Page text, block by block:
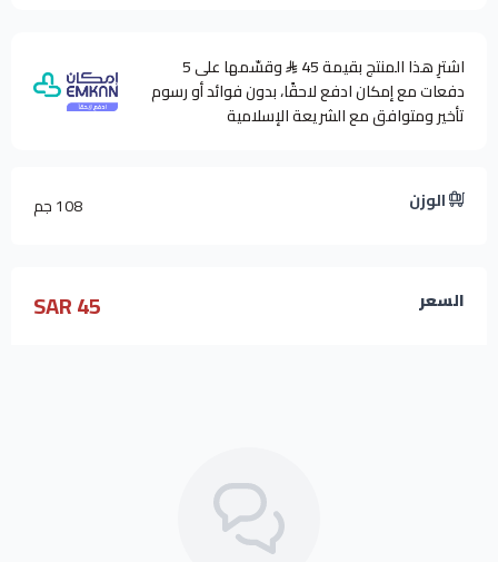
اشترِ هذا المنتج بقيمة 45
وقسّمها على 5
دفعات مع إمكان ادفع لاحقًا، بدون فوائد أو رسوم
تأخير ومتوافق مع الشريعة الإسلامية
الوزن 108 جم
السعر 45 SAR